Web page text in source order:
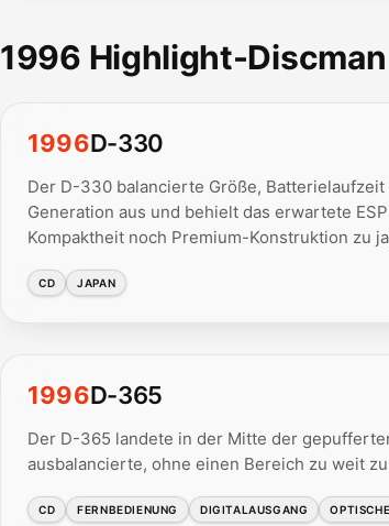
1996 Highlight-Discman
1996D-330
Der D-330 balancierte Größe,
Generation aus und behielt das erwartete
Kompaktheit noch Premium-Konstruktion zu
CD JAPAN
1996D-365
Der D-365 landete in der Mitte der
ausbalancierte, ohne einen Bereich zu weit
CD FERNBEDIENUNG DIGITALAUSGANG